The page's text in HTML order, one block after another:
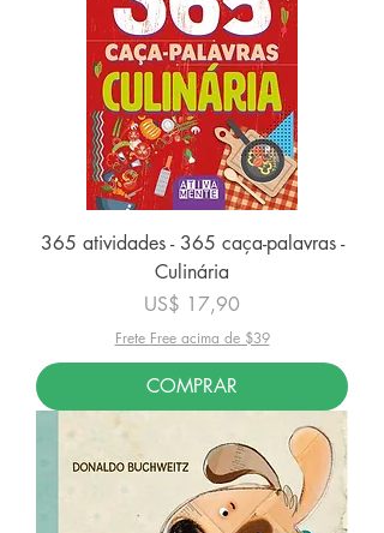
365 atividades - 365 caça-palavras -
Culinária
Preço
US$ 17,90
Frete Free acima de $39
COMPRAR